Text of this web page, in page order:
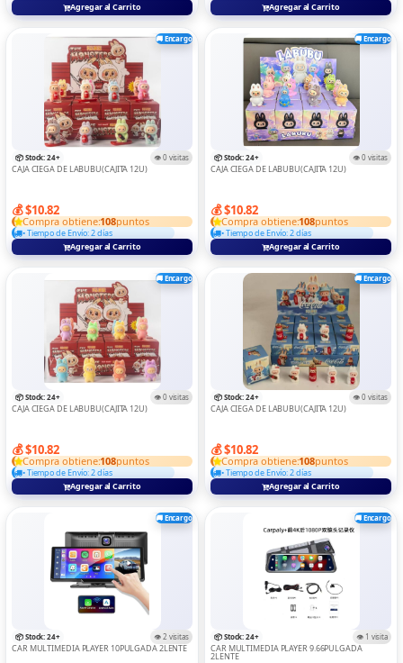
Agregar al Carrito
Agregar al Carrito
🚚 Encargo
📦 Stock: 24+ 👁️ 0 visitas
CAJA CIEGA DE LABUBU(CAJITA 12U)
💰 $10.82
Compra obtiene:108puntos
• Tiempo de Envío: 2 días
Agregar al Carrito
🚚 Encargo
📦 Stock: 24+ 👁️ 0 visitas
CAJA CIEGA DE LABUBU(CAJITA 12U)
💰 $10.82
Compra obtiene:108puntos
• Tiempo de Envío: 2 días
Agregar al Carrito
🚚 Encargo
📦 Stock: 24+ 👁️ 0 visitas
CAJA CIEGA DE LABUBU(CAJITA 12U)
💰 $10.82
Compra obtiene:108puntos
• Tiempo de Envío: 2 días
Agregar al Carrito
🚚 Encargo
📦 Stock: 24+ 👁️ 0 visitas
CAJA CIEGA DE LABUBU(CAJITA 12U)
💰 $10.82
Compra obtiene:108puntos
• Tiempo de Envío: 2 días
Agregar al Carrito
🚚 Encargo
📦 Stock: 24+ 👁️ 2 visitas
CAR MULTIMEDIA PLAYER 10PULGADA 2LENTE
🚚 Encargo
📦 Stock: 24+ 👁️ 1 visita
CAR MULTIMEDIA PLAYER 9.66PULGADA
2LENTE